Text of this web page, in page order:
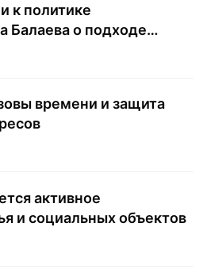
к политике
Балаева о подходе
сфере
времени и защита
активное
и социальных объектов